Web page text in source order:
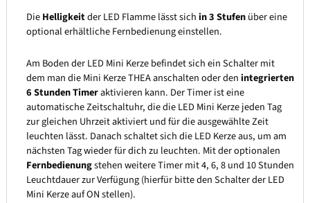
DieHelligkeitder LED Flamme lässt sichin 3 Stufenüber eine
optional erhältliche Fernbedienung einstellen.
Am Boden der LED Mini Kerze befindet sich ein Schalter mit
dem man die Mini Kerze THEA anschalten oder denintegrierten
6 Stunden Timeraktivieren kann. Der Timer ist eine
automatische Zeitschaltuhr, die die LED Mini Kerze jeden Tag
zur gleichen Uhrzeit aktiviert und für die ausgewählte Zeit
leuchten lässt. Danach schaltet sich die LED Kerze aus, um am
nächsten Tag wieder für dich zu leuchten. Mit der optionalen
Fernbedienungstehen weitere Timer mit 4, 6, 8 und 10 Stunden
Leuchtdauer zur Verfügung (hierfür bitte den Schalter der LED
Mini Kerze auf ON stellen).